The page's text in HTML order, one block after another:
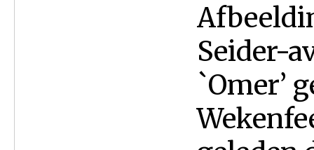
Seider-
`Omer’